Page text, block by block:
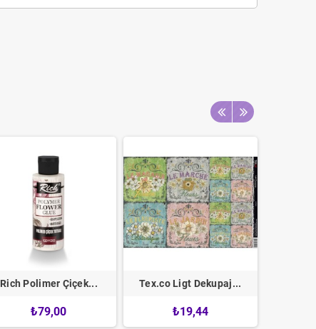
Rich Polimer Çiçek...
₺79,00
Tex.co Ligt Dekupaj...
₺19,44